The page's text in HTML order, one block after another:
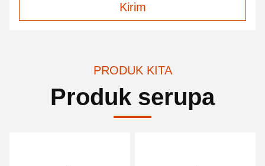
Kirim
PRODUK KITA
Produk serupa